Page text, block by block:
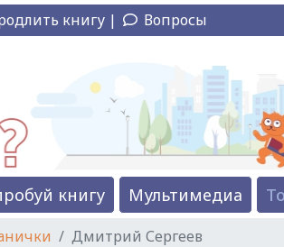
книгу | Вопросы
книгу Мультимедиа
Дмитрий Сергеев